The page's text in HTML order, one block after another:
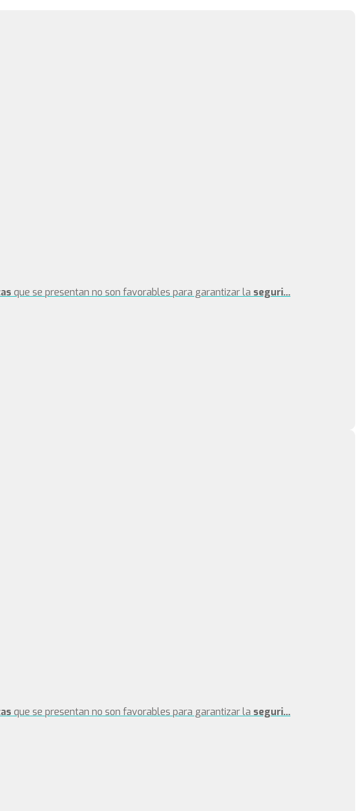
que se presentan no son favorables para garantizar la seguri...
que se presentan no son favorables para garantizar la seguri...